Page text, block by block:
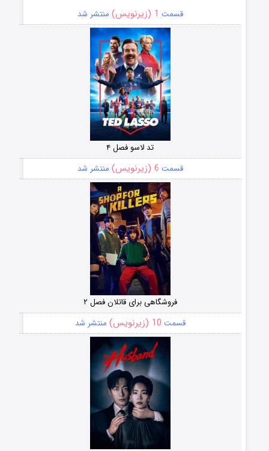
قسمت 1 (زیرنویس) منتشر شد
تد لاسو فصل ۴
قسمت 6 (زیرنویس) منتشر شد
فروشگاهی برای قاتلان فصل ۲
قسمت 10 (زیرنویس) منتشر شد